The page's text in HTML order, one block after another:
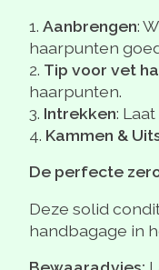
Aanbrengen:
haarpunten
Tip voor vet
haarpunten.
Intrekken:
Kammen &
De perfecte
Deze solid
handbagage in